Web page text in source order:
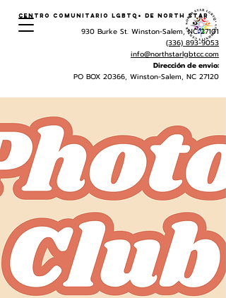
Centro Comunitario LGBTQ+ de North Star
930 Burke St. Winston-Salem, NC 27101
(336) 893-9053
info@northstarlgbtcc.com
Dirección de envio:
PO BOX 20366, Winston-Salem, NC 27120